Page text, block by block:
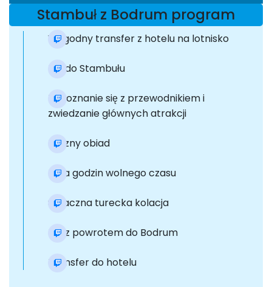
Stambuł z Bodrum program
Wygodny transfer z hotelu na lotnisko
Lot do Stambułu
Zapoznanie się z przewodnikiem i
zwiedzanie głównych atrakcji
Pyszny obiad
Kilka godzin wolnego czasu
Smaczna turecka kolacja
Lot z powrotem do Bodrum
Transfer do hotelu